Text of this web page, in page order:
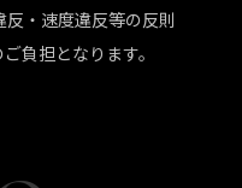
・速度違反等の反則
負担となります。